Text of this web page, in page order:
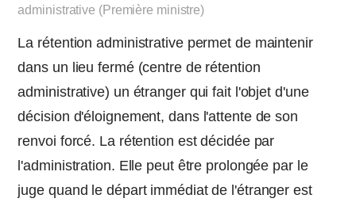
administrative (Première ministre)
La rétention administrative permet de maintenir
dans un lieu fermé (centre de rétention
administrative) un étranger qui fait l'objet d'une
décision d'éloignement, dans l'attente de son
renvoi forcé. La rétention est décidée par
l'administration. Elle peut être prolongée par le
juge quand le départ immédiat de l'étranger est